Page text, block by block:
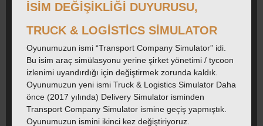
İSIM DEĞIŞIKLIĞI DUYURUSU,
TRUCK & LOGISTICS SIMULATOR
Oyunumuzun ismi “Transport Company Simulator” idi.
Bu isim araç simülasyonu yerine şirket yönetimi / tycoon
izlenimi uyandırdığı için değiştirmek zorunda kaldık.
Oyunumuzun yeni ismi Truck & Logistics Simulator Daha
önce (2017 yılında) Delivery Simulator isminden
Transport Company Simulator ismine geçiş yapmıştık.
Oyunumuzun ismini ikinci kez değiştiriyoruz.